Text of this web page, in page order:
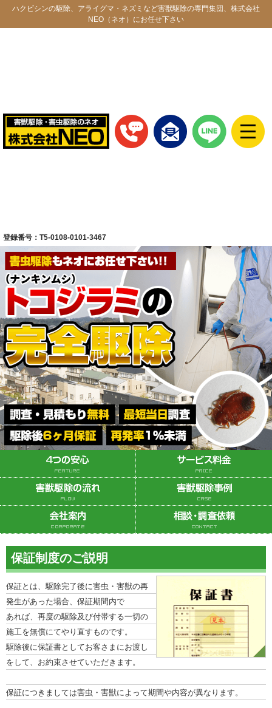
ハクビシンの駆除、アライグマ・ネズミなど害獣駆除の専門集団、株式会社
NEO（ネオ）にお任せ下さい
登録番号：T5-0108-0101-3467
保証制度のご説明
保証とは、駆除完了後に害虫・害獣の再
発生があった場合、保証期間内で
あれば、再度の駆除及び付帯する一切の
施工を無償にてやり直すものです。
駆除後に保証書としてお客さまにお渡し
をして、お約束させていただきます。
保証につきましては害虫・害獣によって期間や内容が異なります。